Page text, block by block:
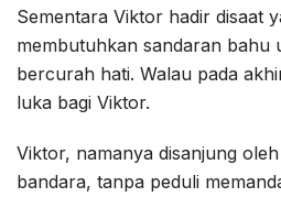
Sementara Viktor hadir disaat
membutuhkan sandaran bahu
bercurah hati. Walau pada
luka bagi Viktor.
Viktor, namanya disanjung
bandara, tanpa peduli